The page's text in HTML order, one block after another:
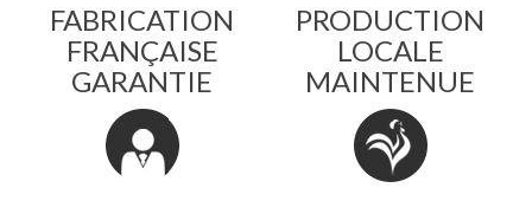
FABRICATION
FRANÇAISE
GARANTIE
PRODUCTION
LOCALE
MAINTENUE